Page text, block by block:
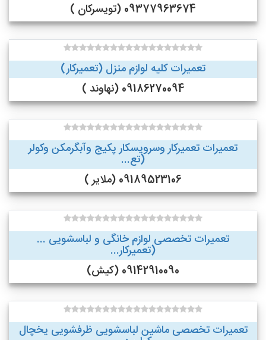
09377963674 (تویسرکان )
تعمیرات کلیه لوازم منزل (تعمیرکار)
09186270094 (نهاوند )
تعمیرات تعمیرکار وسرویسکار پکیج وآبگرمکن وکولر
(تع...
09189523106 (ملایر )
تعمیرات تخصصی لوازم خانگی و لباسشویی ...
(تعمیرکار...
09142910090 (کیش)
تعمیرات تخصصی ماشین لباسشویی ظرفشویی یخچال